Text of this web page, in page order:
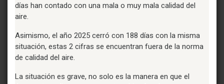
días han contado con una mala o muy mala calidad del
aire.
Asimismo, el año 2025 cerró con 188 días con la misma
situación, estas 2 cifras se encuentran fuera de la norma
de calidad del aire.
La situación es grave, no solo es la manera en que el